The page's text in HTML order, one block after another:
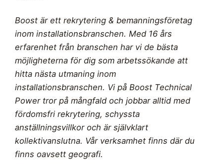
Boost är ett rekrytering & bemanningsföretag
inom installationsbranschen. Med 16 års
erfarenhet från branschen har vi de bästa
möjligheterna för dig som arbetssökande att
hitta nästa utmaning inom
installationsbranschen. Vi på Boost Technical
Power tror på mångfald och jobbar alltid med
fördomsfri rekrytering, schyssta
anställningsvillkor och är självklart
kollektivanslutna. Vår verksamhet finns där du
finns oavsett geografi.